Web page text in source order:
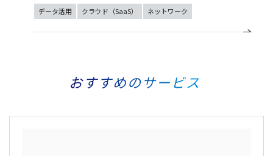
データ活用 クラウド（SaaS） ネットワーク
おすすめのサービス